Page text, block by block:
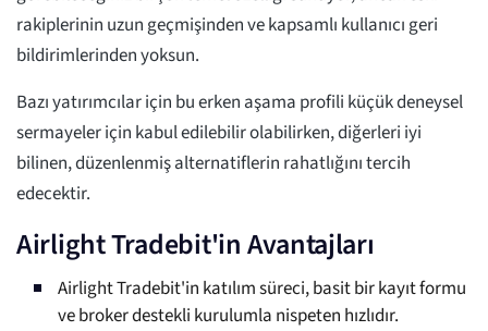
rakiplerinin uzun geçmişinden ve kapsamlı kullanıcı geri
bildirimlerinden yoksun.
Bazı yatırımcılar için bu erken aşama profili küçük deneysel
sermayeler için kabul edilebilir olabilirken, diğerleri iyi
bilinen, düzenlenmiş alternatiflerin rahatlığını tercih
edecektir.
Airlight Tradebit'in Avantajları
Airlight Tradebit'in katılım süreci, basit bir kayıt formu
ve broker destekli kurulumla nispeten hızlıdır.